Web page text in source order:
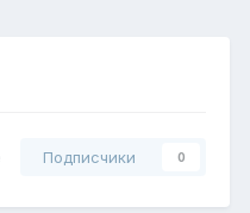
Подписчики 0